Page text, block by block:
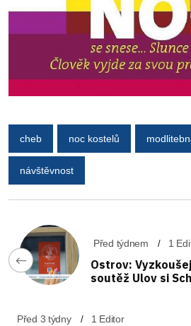
cheb noc kostelů
návštěvnost
Před týdnem 1
Ostrov:
soutěž Ulov si
Před 3 týdny 1 Editor